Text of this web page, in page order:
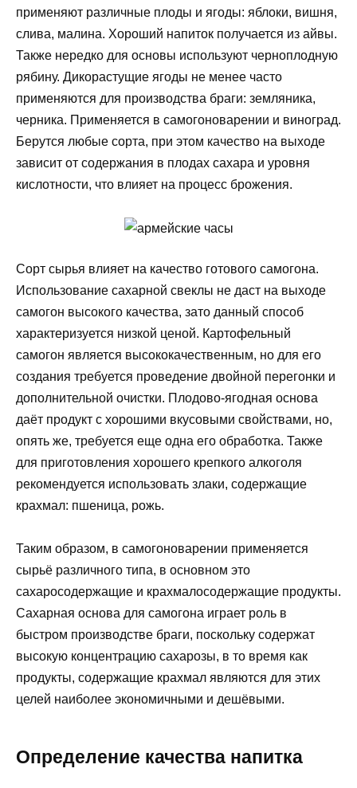
применяют различные плоды и ягоды: яблоки, вишня,
слива, малина. Хороший напиток получается из айвы.
Также нередко для основы используют черноплодную
рябину. Дикорастущие ягоды не менее часто
применяются для производства браги: земляника,
черника. Применяется в самогоноварении и виноград.
Берутся любые сорта, при этом качество на выходе
зависит от содержания в плодах сахара и уровня
кислотности, что влияет на процесс брожения.
Сорт сырья влияет на качество готового самогона.
Использование сахарной свеклы не даст на выходе
самогон высокого качества, зато данный способ
характеризуется низкой ценой. Картофельный
самогон является высококачественным, но для его
создания требуется проведение двойной перегонки и
дополнительной очистки. Плодово-ягодная основа
даёт продукт с хорошими вкусовыми свойствами, но,
опять же, требуется еще одна его обработка. Также
для приготовления хорошего крепкого алкоголя
рекомендуется использовать злаки, содержащие
крахмал: пшеница, рожь.
Таким образом, в самогоноварении применяется
сырьё различного типа, в основном это
сахаросодержащие и крахмалосодержащие продукты.
Сахарная основа для самогона играет роль в
быстром производстве браги, поскольку содержат
высокую концентрацию сахарозы, в то время как
продукты, содержащие крахмал являются для этих
целей наиболее экономичными и дешёвыми.
Определение качества напитка